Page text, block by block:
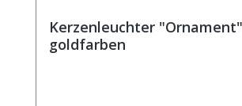
Kerzenleuchter
goldfarben